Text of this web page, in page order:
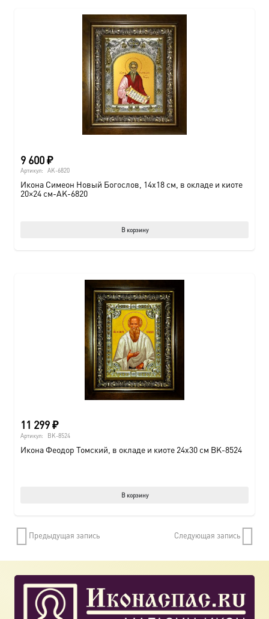
9 600₽
Артикул: AK-6820
Икона Симеон Новый Богослов, 14х18 см, в окладе и киоте
20×24 см-AK-6820
В корзину
11 299₽
Артикул: BK-8524
Икона Феодор Томский, в окладе и киоте 24х30 см BK-8524
В корзину
Предыдущая запись Следующая запись